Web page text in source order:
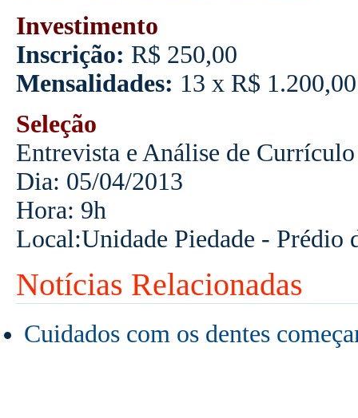
Investimento
Inscrição: R$ 250,00
Mensalidades: 13 x R$ 1.200,00
Seleção
Entrevista e Análise de Currículo
Dia: 05/04/2013
Hora: 9h
Local:Unidade Piedade - Prédio
Notícias Relacionadas
Cuidados com os dentes